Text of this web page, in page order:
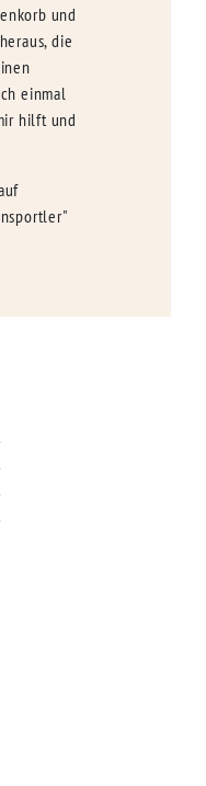
und
die
einmal
hilft und